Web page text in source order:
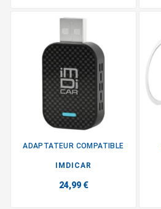
ADAPTATEUR COMPATIBLE
IMDICAR
24,99 €